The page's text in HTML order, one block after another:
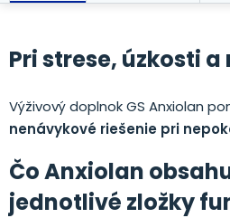
Pri strese, úzkosti
Výživový doplnok GS Anxiolan
nenávykové riešenie pri
Čo Anxiolan
jednotlivé zložky